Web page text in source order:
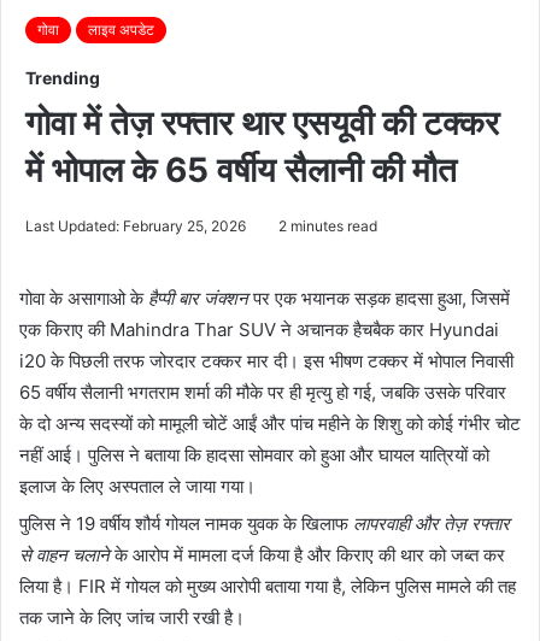
गोवा लाइव अपडेट
Trending
गोवा में तेज़ रफ्तार थार एसयूवी की टक्कर
में भोपाल के 65 वर्षीय सैलानी की मौत
Last Updated: February 25, 2026 2 minutes read
गोवा केअसागाओके हैप्पी बार जंक्शनपर एक भयानक सड़क हादसा हुआ, जिसमें
एक किराए की Mahindra Thar SUV ने अचानक हैचबैक कार Hyundai
i20 के पिछली तरफ जोरदार टक्कर मार दी। इस भीषण टक्कर में भोपाल निवासी
65 वर्षीय सैलानी भगतराम शर्मा की मौके पर ही मृत्यु हो गई, जबकि उसके परिवार
के दो अन्य सदस्यों को मामूली चोटें आईं और पांच महीने के शिशु को कोई गंभीर चोट
नहीं आई। पुलिस ने बताया कि हादसा सोमवार को हुआ और घायल यात्रियों को
इलाज के लिए अस्पताल ले जाया गया।
पुलिस ने 19 वर्षीय शौर्य गोयल नामक युवक के खिलाफ लापरवाही और तेज़ रफ्तार
से वाहन चलानेके आरोप में मामला दर्ज किया है और किराए की थार को जब्त कर
लिया है। FIR में गोयल को मुख्य आरोपी बताया गया है, लेकिन पुलिस मामले की तह
तक जाने के लिए जांच जारी रखी है।